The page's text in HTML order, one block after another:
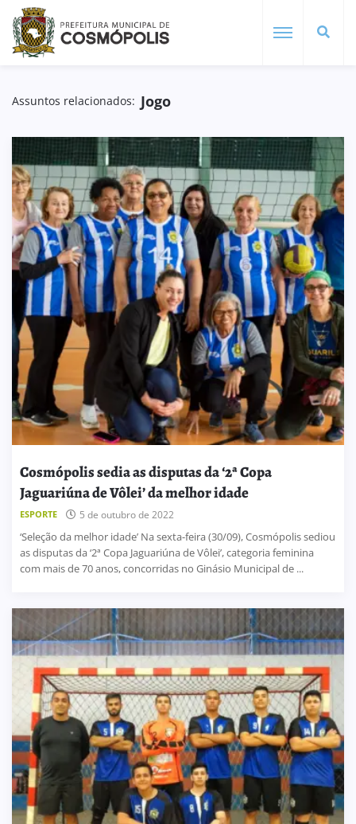
Assuntos relacionados: Jogo
Cosmópolis sedia as disputas da ‘2ª Copa
Jaguariúna de Vôlei’ da melhor idade
ESPORTE 5 de outubro de 2022
‘Seleção da melhor idade’ Na sexta-feira (30/09), Cosmópolis sediou
as disputas da ‘2ª Copa Jaguariúna de Vôlei’, categoria feminina
com mais de 70 anos, concorridas no Ginásio Municipal de ...